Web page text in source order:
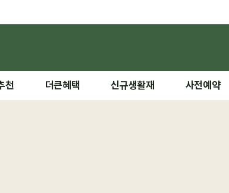
천 더큰혜택 신규생활재 사전예약